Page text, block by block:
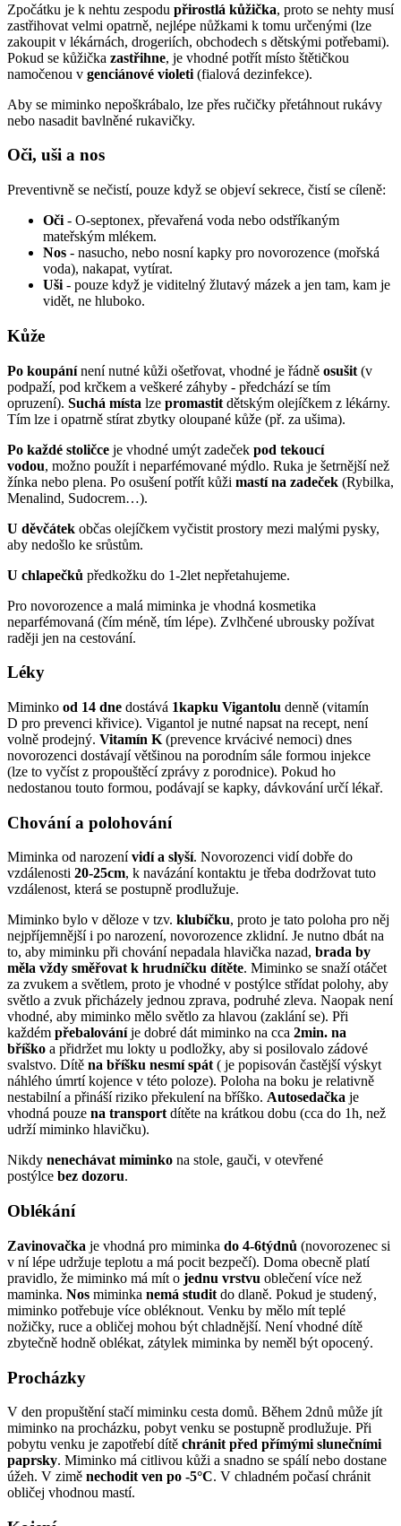
Zpočátku je k nehtu zespodu přirostlá kůžička, proto se nehty musí
zastřihovat velmi opatrně, nejlépe nůžkami k tomu určenými (lze
zakoupit v lékárnách, drogeriích, obchodech s dětskými potřebami).
Pokud se kůžička zastřihne, je vhodné potřít místo štětičkou
namočenou v genciánové violeti (fialová dezinfekce).
Aby se miminko nepoškrábalo, lze přes ručičky přetáhnout rukávy
nebo nasadit bavlněné rukavičky.
Oči, uši a nos
Preventivně se nečistí, pouze když se objeví sekrece, čistí se cíleně:
Oči - O-septonex, převařená voda nebo odstříkaným
mateřským mlékem.
Nos - nasucho, nebo nosní kapky pro novorozence (mořská
voda), nakapat, vytírat.
Uši - pouze když je viditelný žlutavý mázek a jen tam, kam je
vidět, ne hluboko.
Kůže
Po koupánínení nutné kůži ošetřovat, vhodné je řádně osušit (v
podpaží, pod krčkem a veškeré záhyby - předchází se tím
opruzení). Suchá místa lze promastit dětským olejíčkem z lékárny.
Tím lze i opatrně stírat zbytky oloupané kůže (př. za ušima).
Po každé stoličce je vhodné umýt zadeček pod tekoucí
vodou, možno použít i neparfémované mýdlo. Ruka je šetrnější než
žínka nebo plena. Po osušení potřít kůži mastí na zadeček (Rybilka,
Menalind, Sudocrem…).
U děvčátek občas olejíčkem vyčistit prostory mezi malými pysky,
aby nedošlo ke srůstům.
U chlapečků předkožku do 1-2let nepřetahujeme.
Pro novorozence a malá miminka je vhodná kosmetika
neparfémovaná (čím méně, tím lépe). Zvlhčené ubrousky požívat
raději jen na cestování.
Léky
Miminko od 14 dne dostává 1kapku Vigantolu denně (vitamín
D pro prevenci křivice). Vigantol je nutné napsat na recept, není
volně prodejný. Vitamín K (prevence krvácivé nemoci) dnes
novorozenci dostávají většinou na porodním sále formou injekce
(lze to vyčíst z propouštěcí zprávy z porodnice). Pokud ho
nedostanou touto formou, podávají se kapky, dávkování určí lékař.
Chování a polohování
Miminka od narození vidí a slyší. Novorozenci vidí dobře do
vzdálenosti 20-25cm, k navázání kontaktu je třeba dodržovat tuto
vzdálenost, která se postupně prodlužuje.
Miminko bylo v děloze v tzv. klubíčku, proto je tato poloha pro něj
nejpříjemnější i po narození, novorozence zklidní. Je nutno dbát na
to, aby miminku při chování nepadala hlavička nazad, brada by
měla vždy směřovat k hrudníčku dítěte. Miminko se snaží otáčet
za zvukem a světlem, proto je vhodné v postýlce střídat polohy, aby
světlo a zvuk přicházely jednou zprava, podruhé zleva. Naopak není
vhodné, aby miminko mělo světlo za hlavou (zaklání se). Při
každém přebalováníje dobré dát miminko na cca 2min. na
bříško a přidržet mu lokty u podložky, aby si posilovalo zádové
svalstvo. Dítě na bříšku nesmí spát( je popisován častější výskyt
náhlého úmrtí kojence v této poloze). Poloha na boku je relativně
nestabilní a přináší riziko překulení na bříško. Autosedačka je
vhodná pouze na transportdítěte na krátkou dobu (cca do 1h, než
udrží miminko hlavičku).
Nikdy nenechávat miminko na stole, gauči, v otevřené
postýlce bez dozoru.
Oblékání
Zavinovačka je vhodná pro miminka do 4-6týdnů (novorozenec si
v ní lépe udržuje teplotu a má pocit bezpečí). Doma obecně platí
pravidlo, že miminko má mít o jednu vrstvu oblečení více než
maminka. Nos miminka nemá studit do dlaně. Pokud je studený,
miminko potřebuje více obléknout. Venku by mělo mít teplé
nožičky, ruce a obličej mohou být chladnější. Není vhodné dítě
zbytečně hodně oblékat, zátylek miminka by neměl být opocený.
Procházky
V den propuštění stačí miminku cesta domů. Během 2dnů může jít
miminko na procházku, pobyt venku se postupně prodlužuje. Při
pobytu venku je zapotřebí dítě chránit před přímými slunečními
paprsky. Miminko má citlivou kůži a snadno se spálí nebo dostane
úžeh. V zimě nechodit ven po -5°C. V chladném počasí chránit
obličej vhodnou mastí.